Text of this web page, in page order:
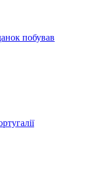
побував